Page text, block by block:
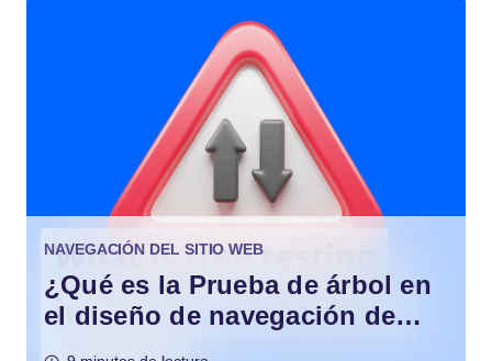
NAVEGACIÓN DEL SITIO WEB
¿Qué es la Prueba de árbol en
el diseño de navegación de